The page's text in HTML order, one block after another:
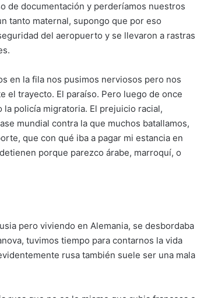
de documentación y perderíamos nuestros
tanto maternal, supongo que por eso
del aeropuerto y se llevaron a rastras
en la fila nos pusimos nerviosos pero nos
el trayecto. El paraíso. Pero luego de once
la policía migratoria. El prejuicio racial,
mundial contra la que muchos batallamos,
que con qué iba a pagar mi estancia en
porque parezco árabe, marroquí, o
pero viviendo en Alemania, se desbordaba
tuvimos tiempo para contarnos la vida
rusa también suele ser una mala